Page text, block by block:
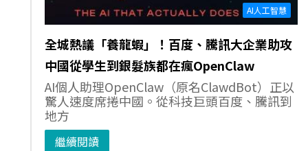
AI人工智慧
全城熱議「養龍蝦」！百度、騰訊大企業助攻
中國從學生到銀髮族都在瘋OpenClaw
AI個人助理OpenClaw（原名ClawdBot）正以
驚人速度席捲中國。從科技巨頭百度、騰訊到
地方
繼續閱讀